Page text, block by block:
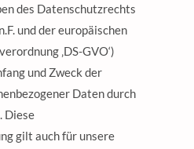
des Datenschutzrechts
und der europäischen
‚DS-GVO‘)
und Zweck der
Daten durch
Diese
gilt auch für unsere